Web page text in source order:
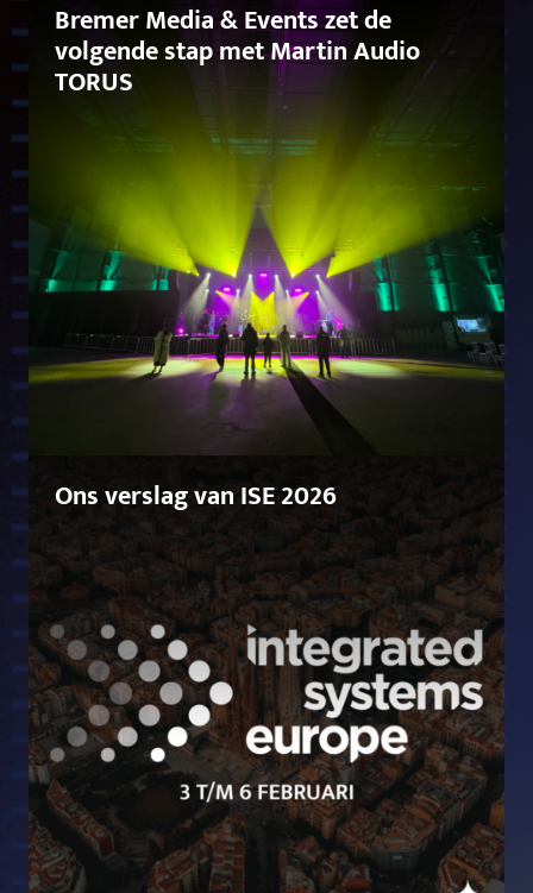
Bremer Media & Events zet de
volgende stap met Martin Audio
TORUS
Ons verslag van ISE 2026